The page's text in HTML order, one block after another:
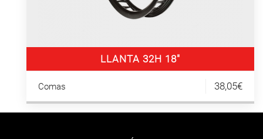
LLANTA 32H 18″
Comas 38,05€